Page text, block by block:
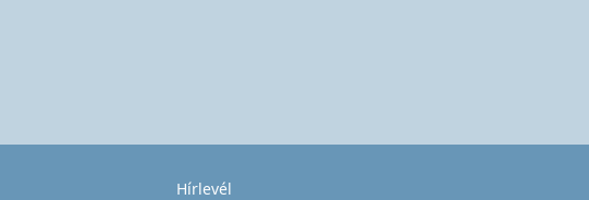
Hírlevél